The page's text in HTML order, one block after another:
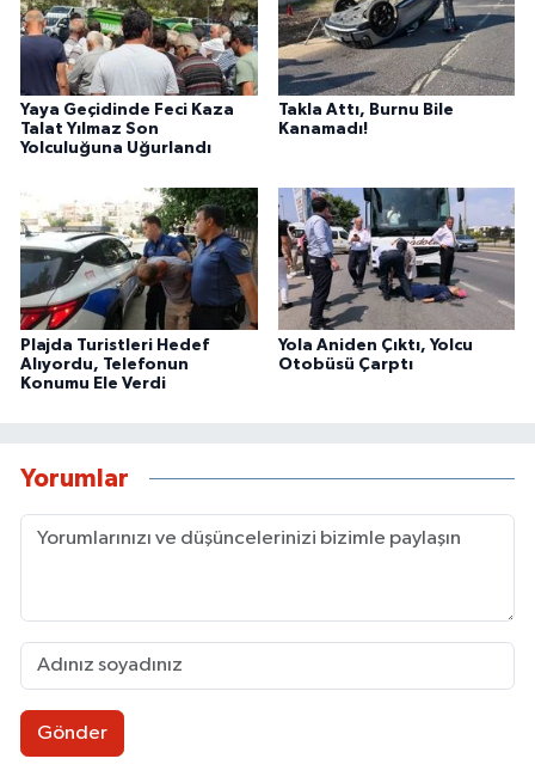
Yaya Geçidinde Feci Kaza
Talat Yılmaz Son
Yolculuğuna Uğurlandı
Takla Attı, Burnu Bile
Kanamadı!
Plajda Turistleri Hedef
Alıyordu, Telefonun
Konumu Ele Verdi
Yola Aniden Çıktı, Yolcu
Otobüsü Çarptı
Yorumlar
Gönder